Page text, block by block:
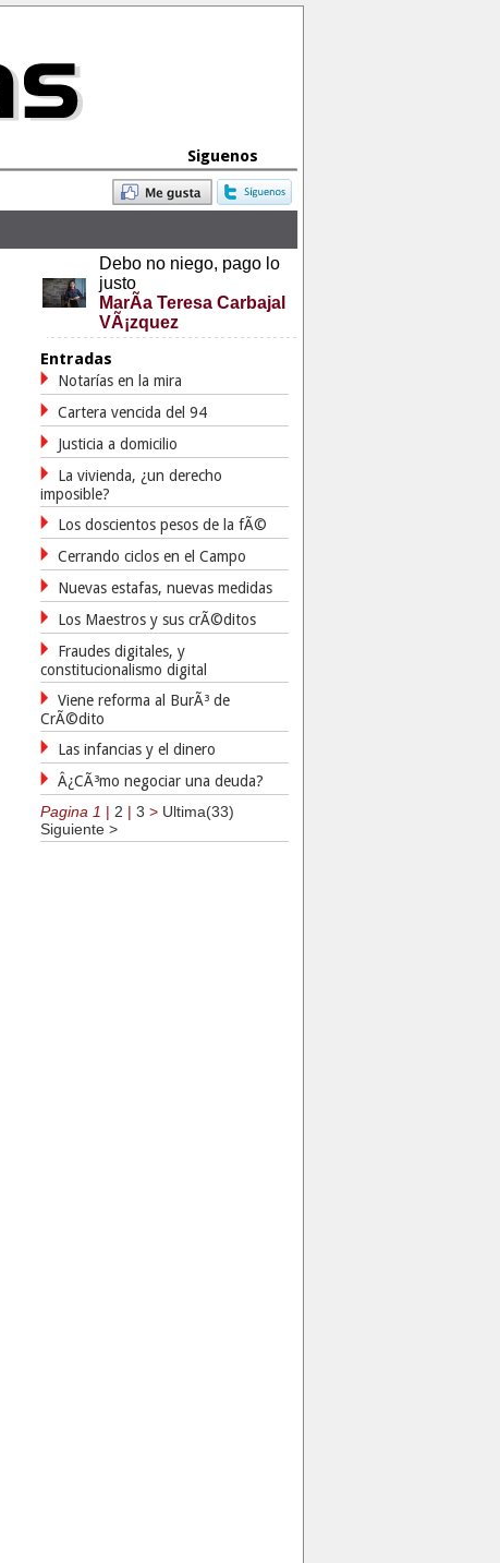
Siguenos
Debo no niego, pago lo
justo
MarÃ­a Teresa Carbajal
VÃ¡zquez
Entradas
Notarías en la mira
Cartera vencida del 94
Justicia a domicilio
La vivienda, ¿un derecho
imposible?
Los doscientos pesos de la fÃ©
Cerrando ciclos en el Campo
Nuevas estafas, nuevas medidas
Los Maestros y sus crÃ©ditos
Fraudes digitales, y
constitucionalismo digital
Viene reforma al BurÃ³ de
CrÃ©dito
Las infancias y el dinero
Â¿CÃ³mo negociar una deuda?
Pagina 1 | 2 | 3 > Ultima(33)
Siguiente >